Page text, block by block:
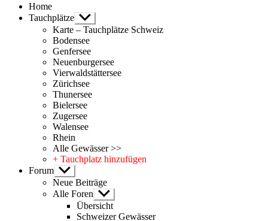
Home
Tauchplätze Untermenü
anzeigen
Karte – Tauchplätze Schweiz
Bodensee
Genfersee
Neuenburgersee
Vierwaldstättersee
Zürichsee
Thunersee
Bielersee
Zugersee
Walensee
Rhein
Alle Gewässer >>
+ Tauchplatz hinzufügen
Forum Untermenü
anzeigen
Neue Beiträge
Alle Foren Untermenü
anzeigen
Übersicht
Schweizer Gewässer